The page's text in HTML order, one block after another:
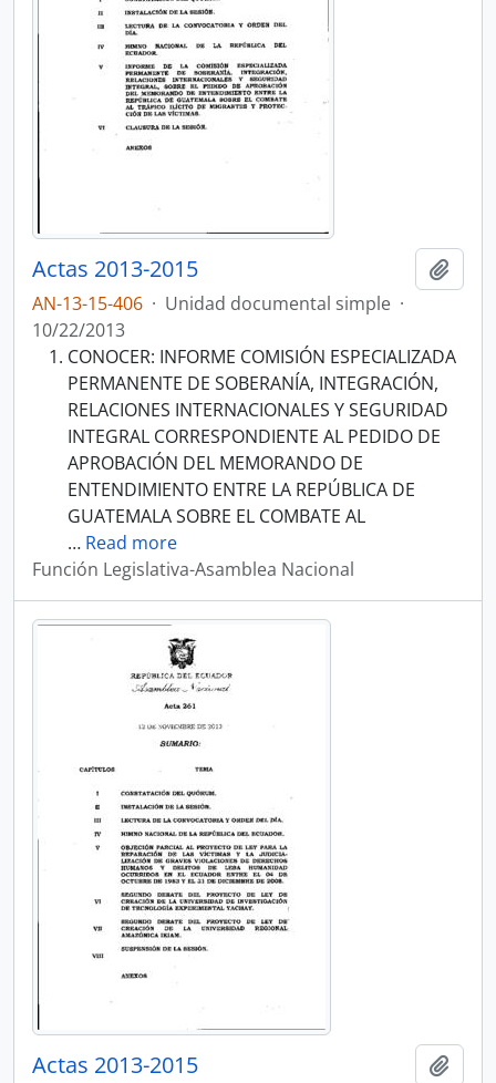
Actas 2013-2015
AN-13-15-406 · Unidad documental simple ·
10/22/2013
CONOCER: INFORME COMISIÓN ESPECIALIZADA
PERMANENTE DE SOBERANÍA, INTEGRACIÓN,
RELACIONES INTERNACIONALES Y SEGURIDAD
INTEGRAL CORRESPONDIENTE AL PEDIDO DE
APROBACIÓN DEL MEMORANDO DE
ENTENDIMIENTO ENTRE LA REPÚBLICA DE
GUATEMALA SOBRE EL COMBATE AL
… Read more
Función Legislativa-Asamblea Nacional
Actas 2013-2015